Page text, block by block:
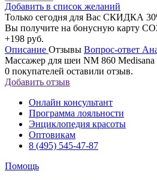
Добавить в список желаний
Только сегодня для Вас СКИДКА
Вы получите на бонусную карту
+198 руб.
Описание Отзывы Вопрос-ответ
Массажер для шеи NM 860 Medisana
0 покупателей оставили отзыв.
Добавить отзыв
Онлайн консультант
Программа лояльности
Энциклопедия красоты
Оптовикам
8 (495) 545-47-87
Помощь